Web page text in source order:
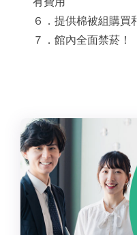
６．提供棉被組購買
７．館內全面禁菸！